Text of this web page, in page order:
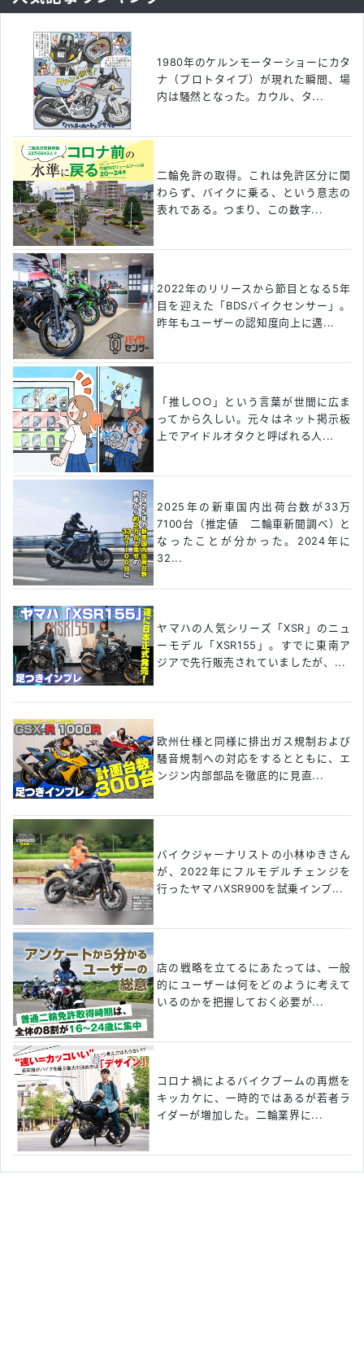
1980年のケルンモーターショーにカタ
ナ（プロトタイプ）が現れた瞬間、場
内は騒然となった。カウル、タ...
二輪免許の取得。これは免許区分に関
わらず、バイクに乗る、という意志の
表れである。つまり、この数字...
2022年のリリースから節目となる5年
目を迎えた「BDSバイクセンサー」。
昨年もユーザーの認知度向上に邁...
「推し○○」という言葉が世間に広ま
ってから久しい。元々はネット掲示板
上でアイドルオタクと呼ばれる人...
2025年の新車国内出荷台数が33万
7100台（推定値 二輪車新聞調べ）と
なったことが分かった。2024年に
32...
ヤマハの人気シリーズ「XSR」のニュ
ーモデル「XSR155」。すでに東南ア
ジアで先行販売されていましたが、...
欧州仕様と同様に排出ガス規制および
騒音規制への対応をするとともに、エ
ンジン内部部品を徹底的に見直...
バイクジャーナリストの小林ゆきさん
が、2022年にフルモデルチェンジを
行ったヤマハXSR900を試乗インプ...
店の戦略を立てるにあたっては、一般
的にユーザーは何をどのように考えて
いるのかを把握しておく必要が...
コロナ禍によるバイクブームの再燃を
キッカケに、一時的ではあるが若者ラ
イダーが増加した。二輪業界に...